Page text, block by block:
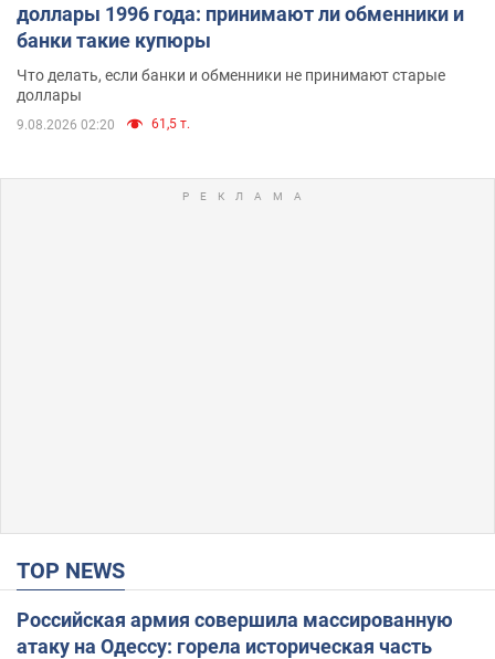
доллары 1996 года: принимают ли обменники и
банки такие купюры
Что делать, если банки и обменники не принимают старые
доллары
9.08.2026 02:20 61,5 т.
TOP NEWS
Российская армия совершила массированную
атаку на Одессу: горела историческая часть